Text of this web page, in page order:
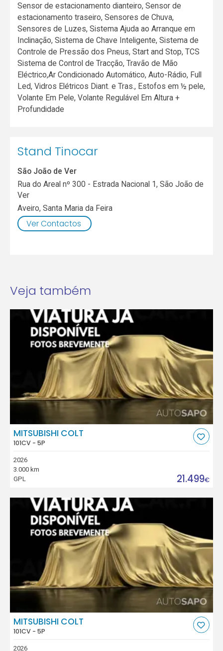
Sensor de estacionamento dianteiro, Sensor de
estacionamento traseiro, Sensores de Chuva,
Sensores de Luzes, Sistema Ajuda ao Arranque em
Inclinação, Sistema de Chave Inteligente, Sistema de
Controle de Pressão dos Pneus, Start and Stop, TCS
Sistema de Control de Tracção, Travão de Mão
Eléctrico,Ar Condicionado Automático, Auto-Rádio, Full
Led, Vidros Elétricos Diant. e Tras., Estofos em ½ pele,
Volante Em Pele, Volante Regulável Em Altura +
Profundidade
Stand Tinocar
São João de Ver
Rua do Areal nº 300 - Estrada Nacional 1, São João de
Ver
Aveiro,Santa Maria da Feira
Ver Contactos
Veja também
MITSUBISHI COLT
101CV - 5P
2026
3.000 km
GPL
21.499€
MITSUBISHI COLT
101CV - 5P
2026